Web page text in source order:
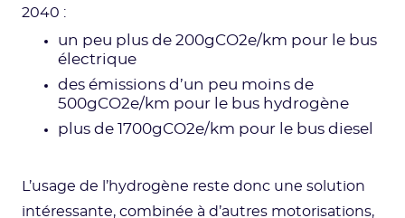
2040 :
un peu plus de 200gCO2e/km pour le bus
électrique
des émissions d’un peu moins de
500gCO2e/km pour le bus hydrogène
plus de 1700gCO2e/km pour le bus diesel
L’usage de l’hydrogène reste donc une solution
intéressante, combinée à d’autres motorisations,